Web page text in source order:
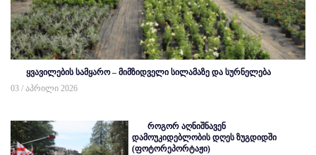
ყვავილების სამყარო – მიმზიდველი სილამაზე და სურნელება
03 / აპრილი 2026
როგორ აღნიშნავენ
დამოუკიდებლობის დღეს ზუგდიდში
(ფოტორეპორტაჟი)